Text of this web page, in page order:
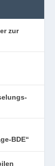
zur
BDE“